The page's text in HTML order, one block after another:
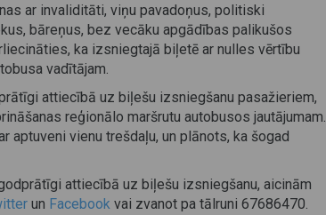
ar invaliditāti, viņu pavadoņus, politiski
bāreņus, bez vecāku apgādības palikušos
ka izsniegtajā biļetē ar nulles vērtību
vadītājam.
attiecībā uz biļešu izsniegšanu pasažieriem,
reģionālo maršrutu autobusos jautājumam.
vienu trešdaļu, un plānots, ka šogad
attiecībā uz biļešu izsniegšanu, aicinām
un Facebook vai zvanot pa tālruni 67686470.